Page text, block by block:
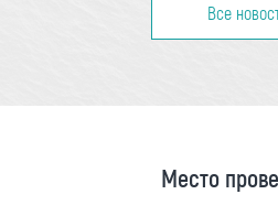
Все
Место